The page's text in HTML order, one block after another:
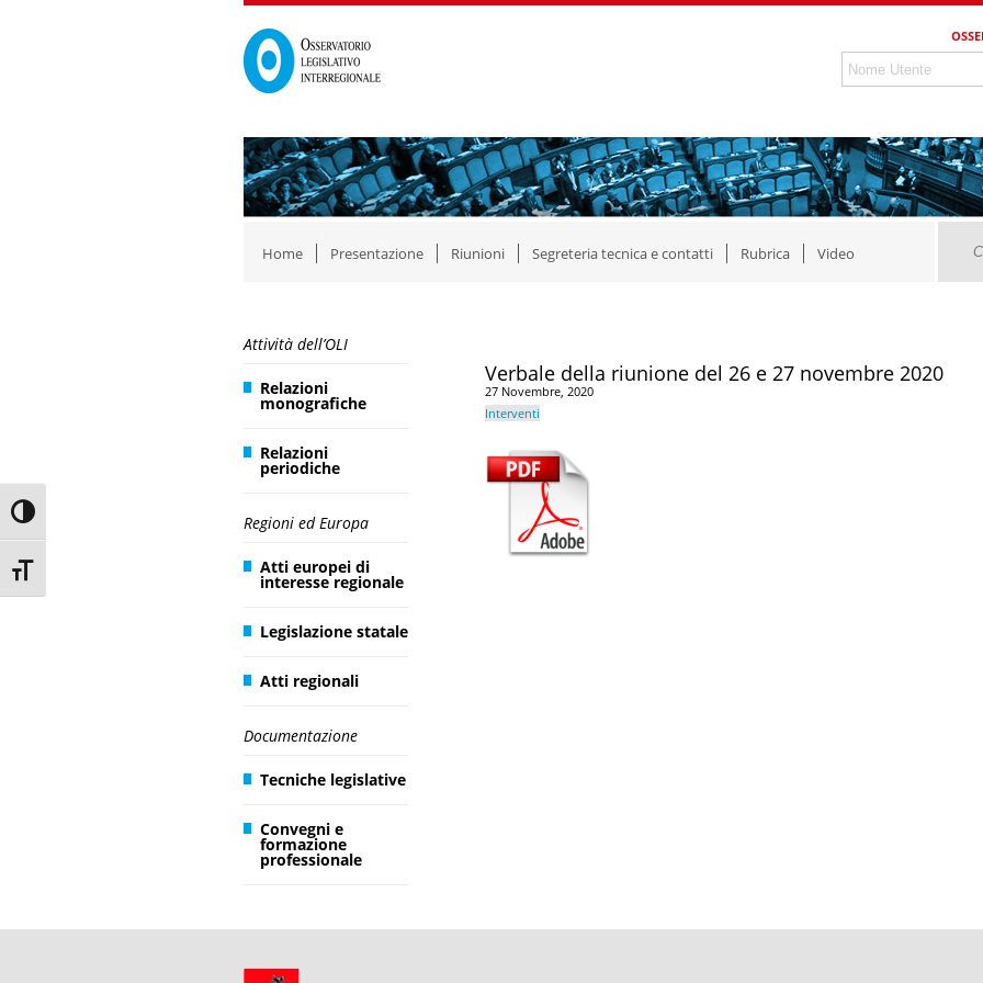
Toggle High Contrast
Toggle Font size
Home Presentazione Riunioni Segreteria tecnica e contatti Rubrica Video
Attività dell’OLI
Relazioni
monografiche
Relazioni
periodiche
Regioni ed Europa
Atti europei di
interesse regionale
Legislazione statale
Atti regionali
Documentazione
Tecniche legislative
Convegni e
formazione
professionale
Verbale della riunione del 26 e 27 novembre 2020
27 Novembre, 2020
Interventi